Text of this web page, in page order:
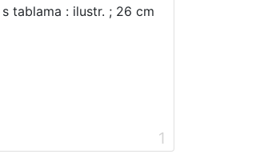
tablama : ilustr. ; 26 cm
1